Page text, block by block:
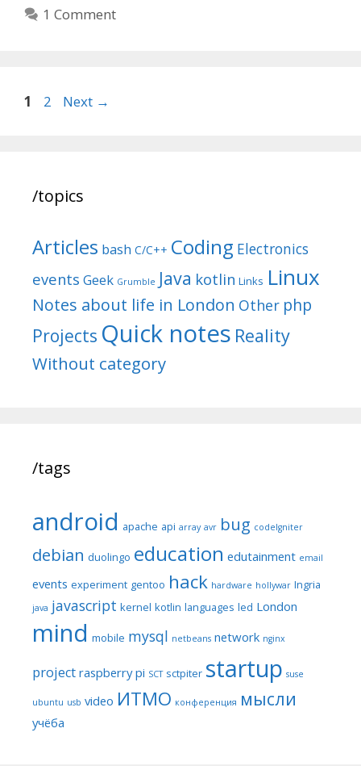
1 Comment
Post
Page
1 Page
2 Next →
/topics
Articles bash C/C++ Coding Electronics
events Geek Grumble Java kotlin Links Linux
Notes about life in London Other php
Projects Quick notes Reality
Without category
/tags
android apache api array avr bug codeIgniter
debian duolingo education edutainment email
events experiment gentoo hack hardware hollywar Ingria
java javascript kernel kotlin languages led London
mind mobile mysql netbeans network nginx
project raspberry pi SCT sctpiter startup suse
ubuntu usb video ИТМО конференция мысли
учёба